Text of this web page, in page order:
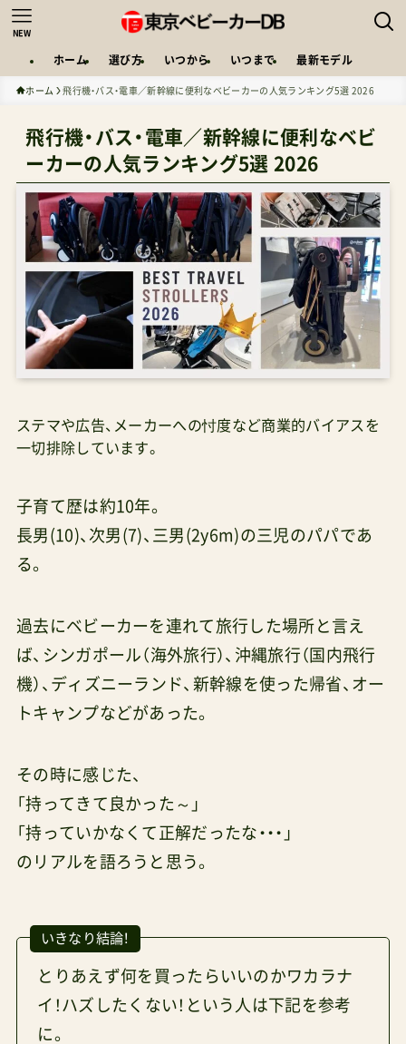
NEW
ホーム 選び方 いつから いつまで 最新モデル
ホーム 飛行機・バス・電車／新幹線に便利なベビーカーの人気ランキング5選 2026
飛行機・バス・電車／新幹線に便利なベビ
ーカーの人気ランキング5選 2026
ステマや広告、メーカーへの忖度など商業的バイアスを
一切排除しています。
子育て歴は約10年。
長男(10)、次男(7)、三男(2y6m)の三児のパパであ
る。
過去にベビーカーを連れて旅行した場所と言え
ば、シンガポール（海外旅行）、沖縄旅行（国内飛行
機）、ディズニーランド、新幹線を使った帰省、オー
トキャンプなどがあった。
その時に感じた、
「持ってきて良かった～」
「持っていかなくて正解だったな・・・」
のリアルを語ろうと思う。
いきなり結論！
とりあえず何を買ったらいいのかワカラナ
イ！ハズしたくない！という人は下記を参考
に。